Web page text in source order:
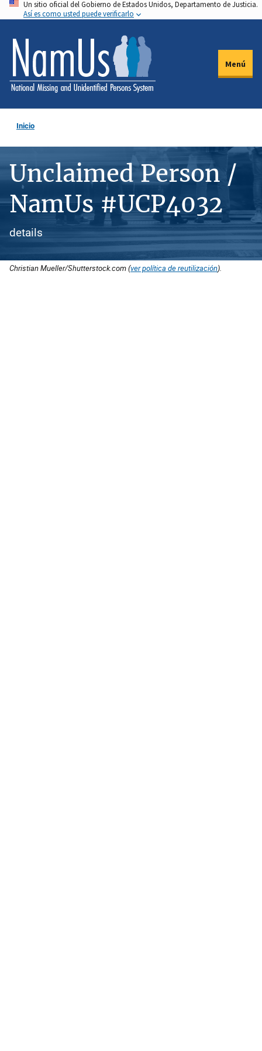
Pasar
al
contenido
principal
Un sitio oficial del Gobierno de Estados Unidos, Departamento de Justicia.
Así es como usted puede verificarlo
Menú
Inicio
Unclaimed Person /
NamUs #UCP4032
details
Christian Mueller/Shutterstock.com (ver política de reutilización).